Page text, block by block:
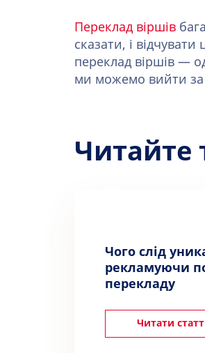
Переклад віршів
сказати, і
переклад віршів —
ми можемо вийти за
Читайте
Чого слід
рекламуючи
перекладу
Читати